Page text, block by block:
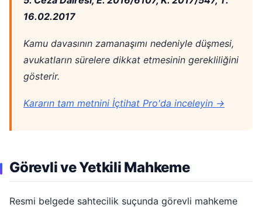
16.02.2017
Kamu davasının zamanaşımı nedeniyle düşmesi,
avukatların sürelere dikkat etmesinin gerekliliğini
gösterir.
Kararın tam metnini İçtihat Pro'da inceleyin →
Görevli ve Yetkili Mahkeme
Resmi belgede sahtecilik suçunda görevli mahkeme